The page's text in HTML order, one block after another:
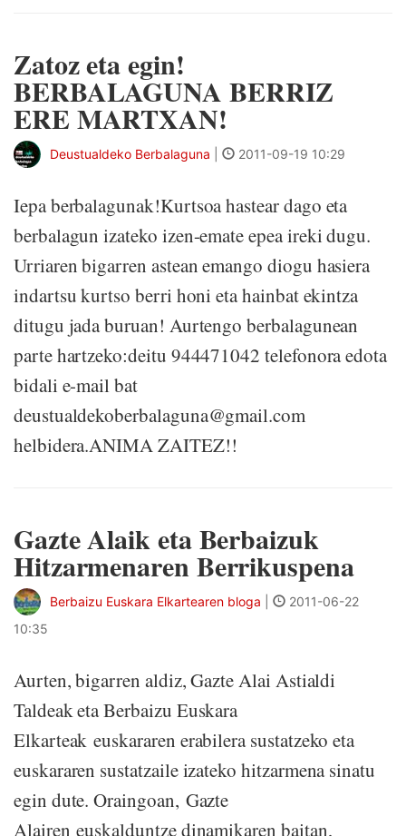
Zatoz eta egin!
BERBALAGUNA BERRIZ
ERE MARTXAN!
Deustualdeko Berbalaguna 2011-09-19 10:29
Iepa berbalagunak!Kurtsoa hastear dago eta
berbalagun izateko izen-emate epea ireki dugu.
Urriaren bigarren astean emango diogu hasiera
indartsu kurtso berri honi eta hainbat ekintza
ditugu jada buruan! Aurtengo berbalagunean
parte hartzeko:deitu 944471042 telefonora edota
bidali e-mail bat
deustualdekoberbalaguna@gmail.com
helbidera.ANIMA ZAITEZ!!
Gazte Alaik eta Berbaizuk
Hitzarmenaren Berrikuspena
Berbaizu Euskara Elkartearen bloga
2011-06-22
10:35
Aurten, bigarren aldiz, Gazte Alai Astialdi
Taldeak eta Berbaizu Euskara
Elkarteak euskararen erabilera sustatzeko eta
euskararen sustatzaile izateko hitzarmena sinatu
egin dute. Oraingoan, Gazte
Alairen euskalduntze dinamikaren baitan,